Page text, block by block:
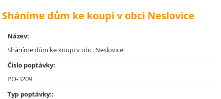
Sháníme dům ke koupi v obci Neslovice
Název:
Sháníme dům ke koupi v obci Neslovice
Číslo poptávky:
PO-3209
Typ poptávky::